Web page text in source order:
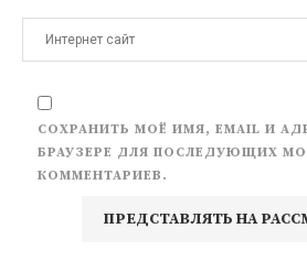
СОХРАНИТЬ МОЁ ИМЯ, EMAIL И
БРАУЗЕРЕ ДЛЯ ПОСЛЕДУЮЩИХ
КОММЕНТАРИЕВ.